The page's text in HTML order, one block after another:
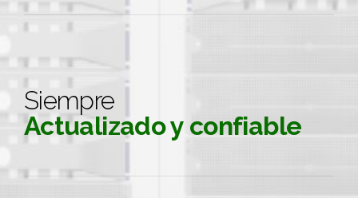
Siempre
Actualizado y confiable